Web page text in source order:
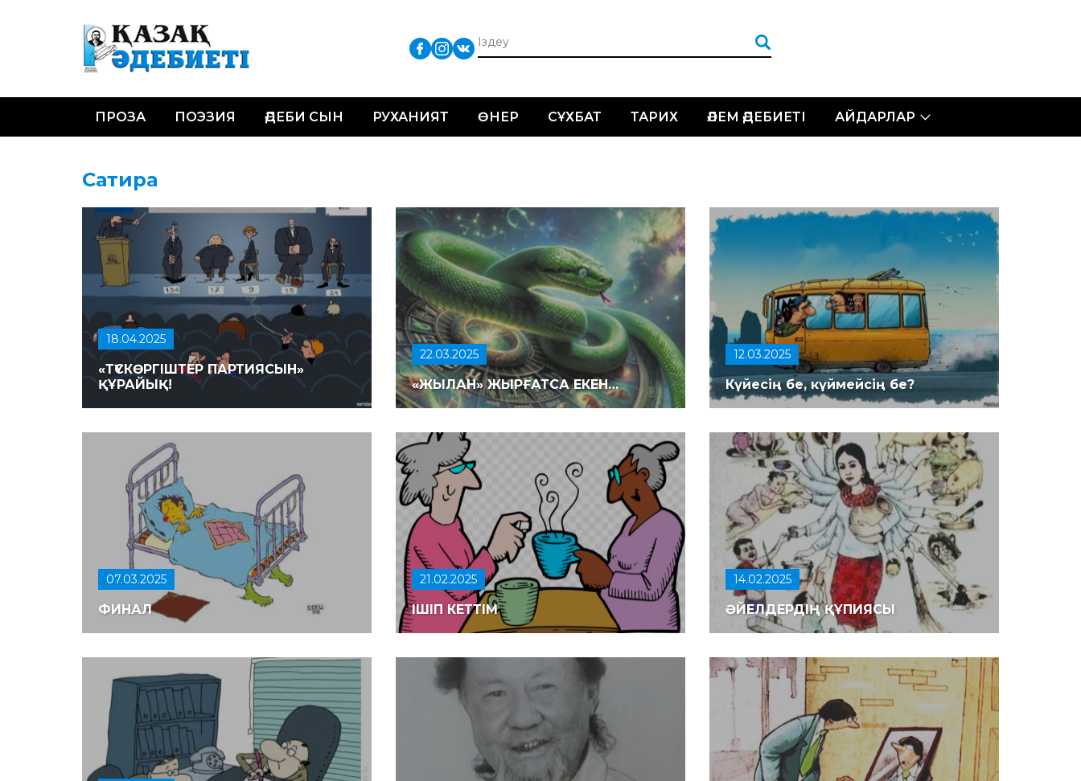
ПРОЗА ПОЭЗИЯ ӘДЕБИ СЫН РУХАНИЯТ ӨНЕР СҰХБАТ ТАРИХ ӘЛЕМ ӘДЕБИЕТІ АЙДАРЛАР
Сатира
18.04.2025
«ТҮСКӨРГІШТЕР ПАРТИЯСЫН»
ҚҰРАЙЫҚ!
22.03.2025
«ЖЫЛАН» ЖЫРҒАТСА ЕКЕН…
12.03.2025
Күйесің бе, күймейсің бе?
07.03.2025
ФИНАЛ
21.02.2025
ІШІП КЕТТІМ
14.02.2025
ӘЙЕЛДЕРДІҢ ҚҰПИЯСЫ